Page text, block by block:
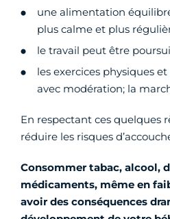
une alimentation
plus calme et plus
le travail peut être
les exercices physiques
avec modération; la
En respectant ces quelques
réduire les risques
Consommer tabac, alcool,
médicaments, même en
avoir des conséquences